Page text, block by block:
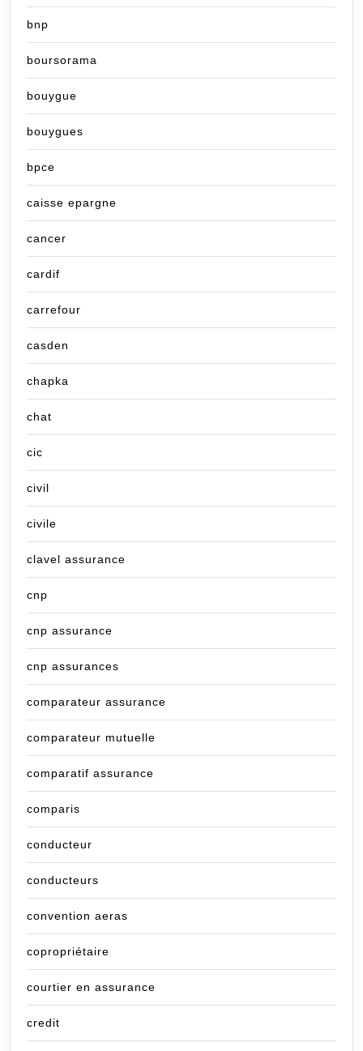
bnp
boursorama
bouygue
bouygues
bpce
caisse epargne
cancer
cardif
carrefour
casden
chapka
chat
cic
civil
civile
clavel assurance
cnp
cnp assurance
cnp assurances
comparateur assurance
comparateur mutuelle
comparatif assurance
comparis
conducteur
conducteurs
convention aeras
copropriétaire
courtier en assurance
credit